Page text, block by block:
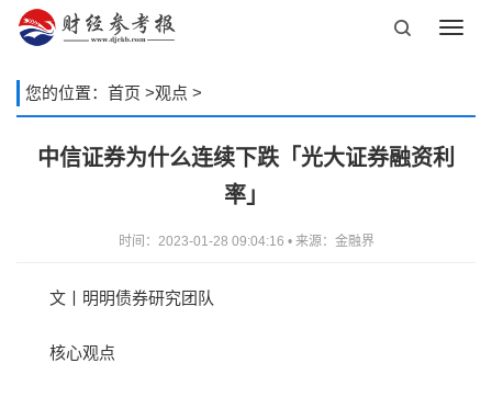
您的位置： 首页 >观点 >
中信证券为什么连续下跌「光大证券融资利
率」
时间：2023-01-28 09:04:16 • 来源：金融界
文丨明明债券研究团队
核心观点